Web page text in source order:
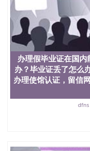
办理假毕业证在国
办？毕业证丢了怎么
办理使馆认证，留信
dfns